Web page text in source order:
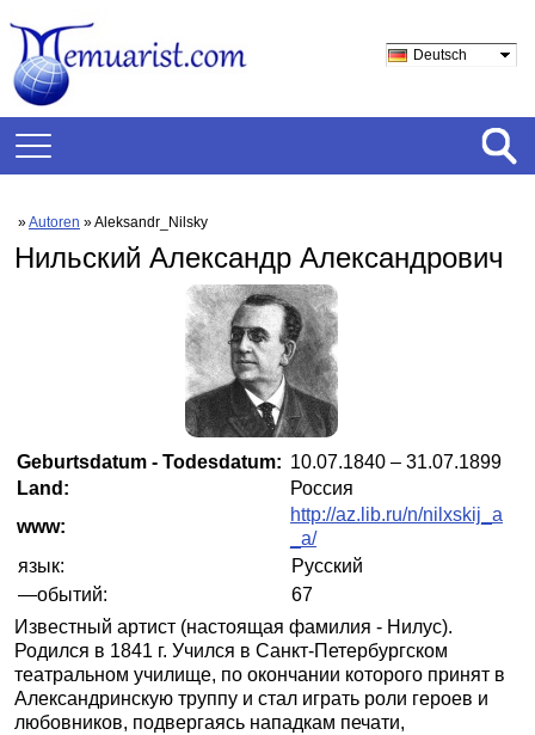
Deutsch
»Autoren » Aleksandr_Nilsky
Нильский Александр Александрович
Geburtsdatum - Todesdatum: 10.07.1840 – 31.07.1899
Land:
Россия
www:
http://az.lib.ru/n/nilxskij_a
_a/
язык:
Русский
—обытий:
67
Известный артист (настоящая фамилия - Нилус).
Родился в 1841 г. Учился в Санкт-Петербургском
театральном училище, по окончании которого принят в
Александринскую труппу и стал играть роли героев и
любовников, подвергаясь нападкам печати,